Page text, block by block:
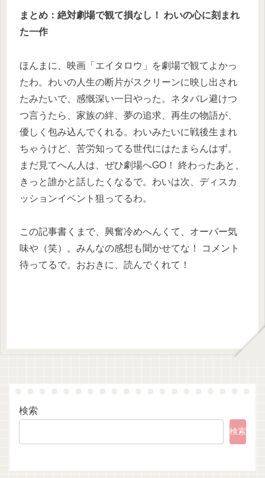
まとめ：絶対劇場で観て損なし！ わいの心に刻まれ
た一作
ほんまに、映画「エイタロウ」を劇場で観てよかっ
たわ。わいの人生の断片がスクリーンに映し出され
たみたいで、感慨深い一日やった。ネタバレ避けつ
つ言うたら、家族の絆、夢の追求、再生の物語が、
優しく包み込んでくれる。わいみたいに戦後生まれ
ちゃうけど、苦労知ってる世代にはたまらんはず。
まだ見てへん人は、ぜひ劇場へGO！ 終わったあと、
きっと誰かと話したくなるで。わいは次、ディスカ
ッションイベント狙ってるわ。
この記事書くまで、興奮冷めへんくて、オーバー気
味や（笑）。みんなの感想も聞かせてな！ コメント
待ってるで。おおきに、読んでくれて！
検索
検索